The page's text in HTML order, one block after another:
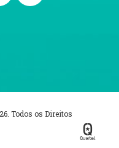
Todos os Direitos